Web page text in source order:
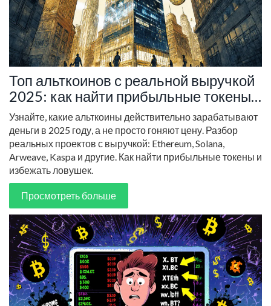
Топ альткоинов с реальной выручкой
2025: как найти прибыльные токены
вместо мемкоинов
Узнайте, какие альткоины действительно зарабатывают
деньги в 2025 году, а не просто гоняют цену. Разбор
реальных проектов с выручкой: Ethereum, Solana,
Arweave, Kaspa и другие. Как найти прибыльные токены и
избежать ловушек.
Просмотреть больше